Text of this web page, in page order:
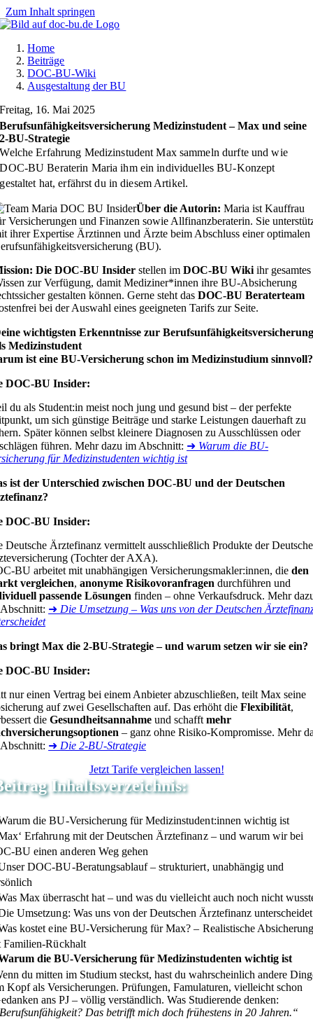
Zum Inhalt springen
Home
Beiträge
DOC-BU-Wiki
Ausgestaltung der BU
Freitag, 16. Mai 2025
Berufsunfähigkeitsversicherung Medizinstudent – Max und seine
2-BU-Strategie
Welche Erfahrung Medizinstudent Max sammeln durfte und wie
DOC-BU Beraterin Maria ihm ein individuelles BU-Konzept
gestaltet hat, erfährst du in diesem Artikel.
Über die Autorin: Maria ist Kauffrau
Versicherungen und Finanzen sowie Allfinanzberaterin. Sie
ihrer Expertise Ärztinnen und Ärzte beim Abschluss einer optimalen
(BU).
Die DOC-BU Insider stellen imDOC-BU Wiki ihr gesamtes
zur Verfügung, damit Mediziner*innen ihre BU-Absicherung
gestalten können. Gerne steht dasDOC-BU Beraterteam
bei der Auswahl eines geeigneten Tarifs zur Seite.
wichtigsten Erkenntnisse zur
Medizinstudent
ist eine BU-Versicherung schon im Medizinstudium sinnvoll?
DOC-BU Insider:
du als Student:in meist noch jung und gesund bist – der perfekte
um sich günstige Beiträge und starke Leistungen dauerhaft zu
Später können selbst kleinere Diagnosen zu Ausschlüssen oder
führen. Mehr dazu im Abschnitt: ➜ Warum die BU-
für Medizinstudenten wichtig ist
ist der Unterschied zwischen DOC-BU und der Deutschen
DOC-BU Insider:
Deutsche Ärztefinanz vermittelt ausschließlich Produkte der
(Tochter der AXA).
BU arbeitet mit unabhängigen Versicherungsmakler:innen, dieden
vergleichen,anonyme Risikovoranfragen durchführen und
passende Lösungen finden – ohne Verkaufsdruck. Mehr
➜ Die Umsetzung – Was uns von der Deutschen
bringt Max die 2-BU-Strategie – und warum setzen wir sie ein?
DOC-BU Insider:
nur einen Vertrag bei einem Anbieter abzuschließen, teilt Max seine
auf zwei Gesellschaften auf. Das erhöht dieFlexibilität,
dieGesundheitsannahme und schafftmehr
– ganz ohne Risiko-Kompromisse. Mehr
➜ Die 2-BU-Strategie
Jetzt Tarife vergleichen lassen!
Inhaltsverzeichnis:
die BU-Versicherung für Medizinstudent:innen wichtig ist
Erfahrung mit der Deutschen Ärztefinanz – und warum wir bei
BU einen anderen Weg gehen
DOC-BU-Beratungsablauf – strukturiert, unabhängig und
Max überrascht hat – und was du vielleicht auch noch nicht
Umsetzung: Was uns von der Deutschen Ärztefinanz unterscheidet
kostet eine BU-Versicherung für Max? – Realistische
Familien-Rückhalt
die BU-Versicherung für Medizinstudenten wichtig ist
du mitten im Studium steckst, hast du wahrscheinlich andere
Kopf als Versicherungen. Prüfungen, Famulaturen, vielleicht schon
ans PJ – völlig verständlich. Was Studierende denken:
Das betrifft mich doch frühestens in 20 Jahren.“